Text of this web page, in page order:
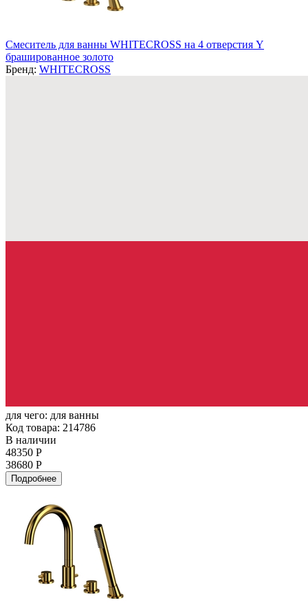
Смеситель для ванны WHITECROSS на 4 отверстия Y
брашированное золото
Бренд: WHITECROSS
для чего: для ванны
Код товара: 214786
В наличии
48350 Р
38680 Р
Подробнее